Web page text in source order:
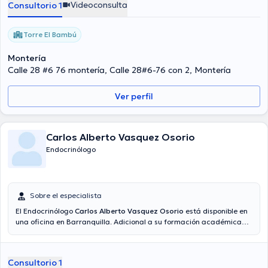
Consultorio 1 Videoconsulta
Torre El Bambú
Montería
Calle 28 #6 76 montería, Calle 28#6-76 con 2, Montería
Ver perfil
Carlos Alberto Vasquez Osorio
Endocrinólogo
Sobre el especialista
El Endocrinólogo Carlos Alberto Vasquez Osorio está disponible en
una oficina en Barranquilla. Adicional a su formación académica
especialidad. El profesional de la salud tiene varios años de
participado como miembro de diversas asociaciones médicas.
Consultorio 1